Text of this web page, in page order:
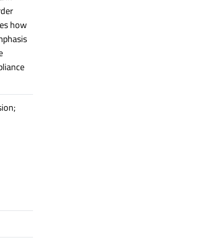
how